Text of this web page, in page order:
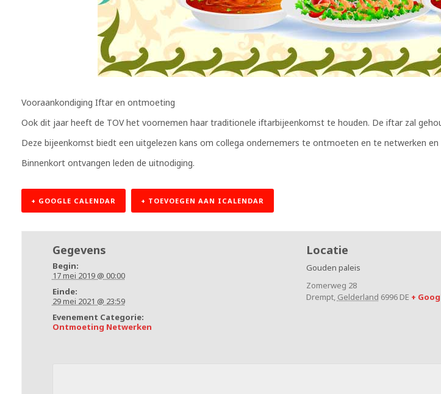
Vooraankondiging Iftar en ontmoeting
Ook dit jaar heeft de TOV het voornemen haar traditionele iftarbijeenkomst te houden. De iftar zal
Deze bijeenkomst biedt een uitgelezen kans om collega ondernemers te ontmoeten en te netwerken
Binnenkort ontvangen leden de uitnodiging.
+ GOOGLE CALENDAR + TOEVOEGEN AAN ICALENDAR
Gegevens
Begin:
17 mei 2019 @ 00:00
Einde:
29 mei 2021 @ 23:59
Evenement Categorie:
Ontmoeting Netwerken
Locatie
Gouden paleis
Zomerweg 28
Drempt, Gelderland 6996 DE +